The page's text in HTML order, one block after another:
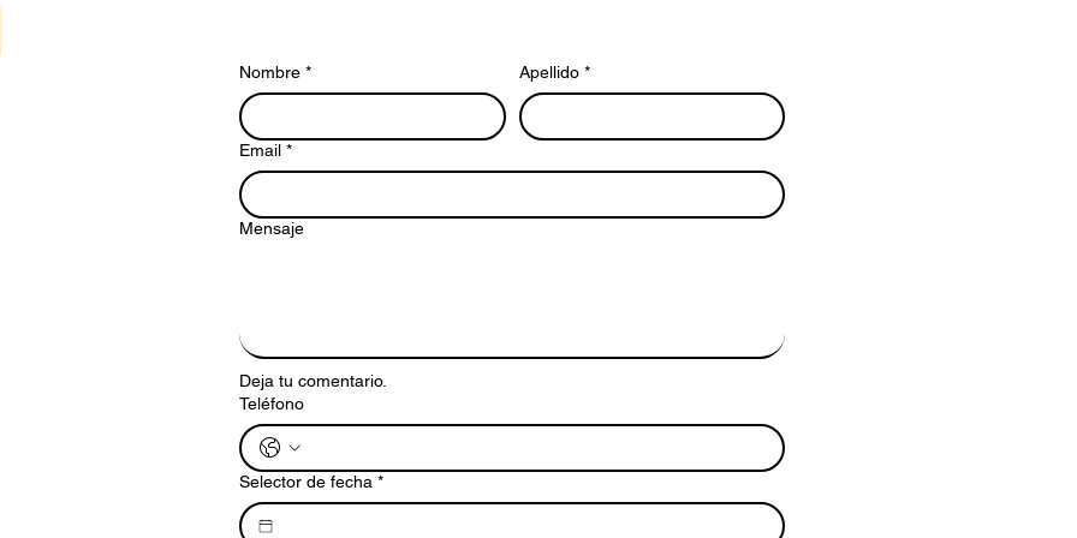
Nombre * Apellido *
Email *
Mensaje
Deja tu comentario.
Teléfono
Selector de fecha *